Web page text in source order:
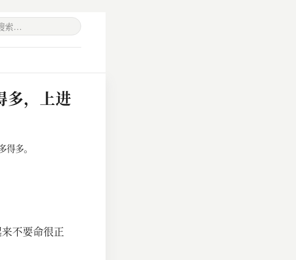
多，上进
多。
不要命很正